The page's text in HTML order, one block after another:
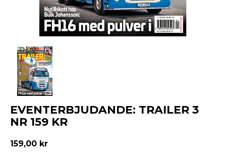
EVENTERBJUDANDE: TRAILER 3
NR 159 KR
159,00 kr